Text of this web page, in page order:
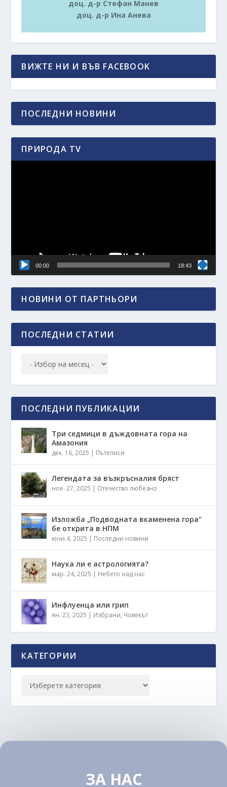
доц. д-р Стефан Манев
доц. д-р Ина Анева
ВИЖТЕ НИ И ВЪВ FACEBOOK
ПОСЛЕДНИ НОВИНИ
ПРИРОДА TV
00:00 18:43
НОВИНИ ОТ ПАРТНЬОРИ
ПОСЛЕДНИ СТАТИИ
ПОСЛЕДНИ ПУБЛИКАЦИИ
Три седмици в дъждовната гора на
Амазония
дек. 16, 2025 | Пътеписи
Легендата за възкръсналия бряст
ное. 27, 2025 | Отечество любезно
Изложба „Подводната вкаменена гора“
бе открита в НПМ
юни 4, 2025 | Последни новини
Наука ли е астрологията?
мар. 24, 2025 | Небето над нас
Инфлуенца или грип
ян. 23, 2025 | Избрани, Човекът
КАТЕГОРИИ
ЗА НАС